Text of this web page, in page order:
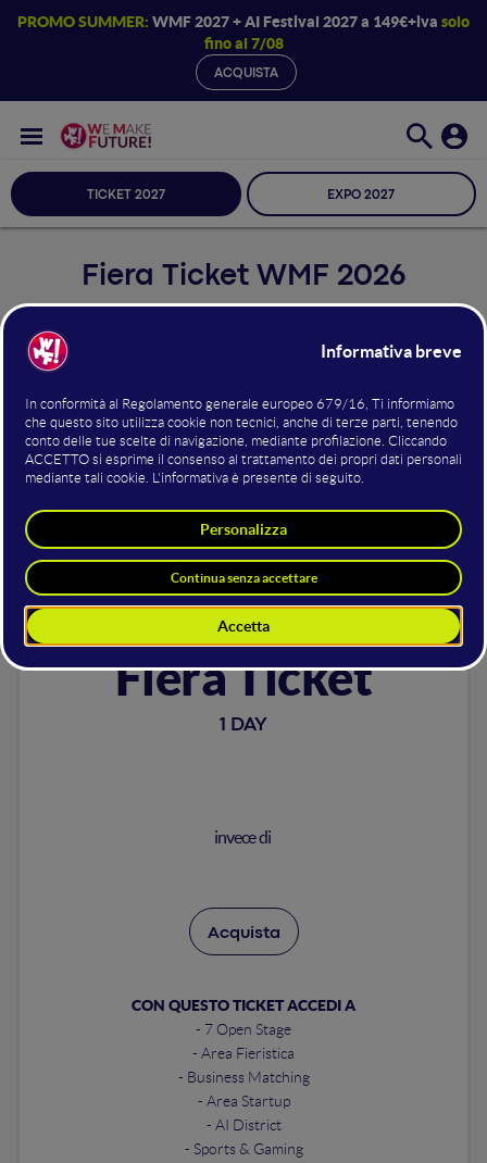
PROMO SUMMER: WMF 2027 + AI Festival 2027 a 149€+iva solo
fino al 7/08
ACQUISTA
TICKET 2027 EXPO 2027
Fiera Ticket WMF 2026
24 - 25 - 26 GIUGNO 2026 |
1 DAY 3 DAYS
Fiera Ticket
1 DAY
invece di
Acquista
CON QUESTO TICKET ACCEDI A
- 7 Open Stage
- Area Fieristica
- Business Matching
- Area Startup
- AI District
- Sports & Gaming